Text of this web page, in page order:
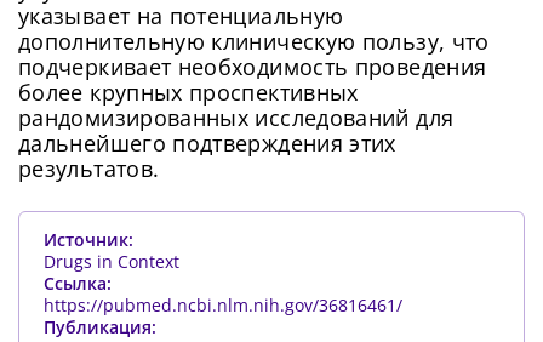
указывает на потенциальную
дополнительную клиническую пользу, что
подчеркивает необходимость проведения
более крупных проспективных
рандомизированных исследований для
дальнейшего подтверждения этих
результатов.
Источник:
Drugs in Context
Ссылка:
https://pubmed.ncbi.nlm.nih.gov/36816461/
Публикация: